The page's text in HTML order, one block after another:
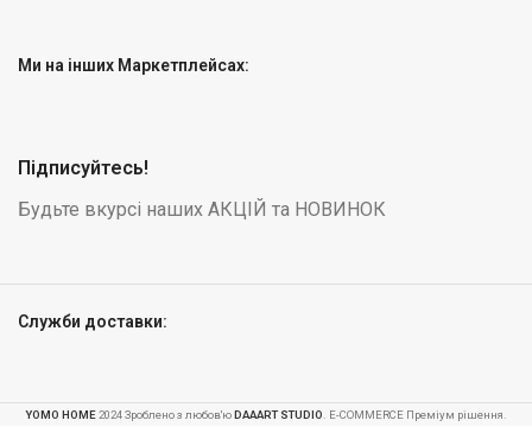
Ми на інших Маркетплейсах:
Підписуйтесь!
Будьте вкурсі наших АКЦІЙ та НОВИНОК
Служби доставки:
YOMO HOME 2024 Зроблено з любов'юDAAART STUDIO . E-COMMERCE Преміум рішення.
Thunder